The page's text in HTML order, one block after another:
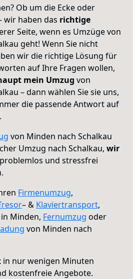
Ob um die Ecke oder
wir haben das richtige
Seite, wenn es Umzüge von
geht! Wenn Sie nicht
wir die richtige Lösung für
auf Ihre Fragen wollen,
mein Umzug von
– dann wählen Sie sie uns,
die passende Antwort auf
von Minden nach Schalkau
Umzug nach Schalkau, wir
und stressfrei
Firmenumzug,
– & Klaviertransport,
in Minden, Fernumzug oder
von Minden nach
in nur wenigen Minuten
kostenfreie Angebote.